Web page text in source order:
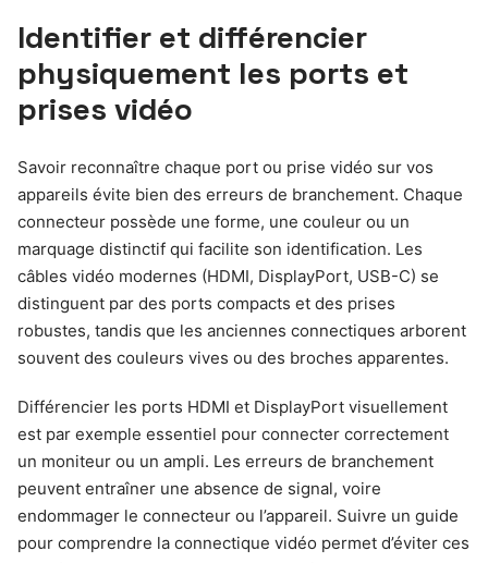
Identifier et différencier
physiquement les ports et
prises vidéo
Savoir reconnaître chaque port ou prise vidéo sur vos
appareils évite bien des erreurs de branchement. Chaque
connecteur possède une forme, une couleur ou un
marquage distinctif qui facilite son identification. Les
câbles vidéo modernes (HDMI, DisplayPort, USB-C) se
distinguent par des ports compacts et des prises
robustes, tandis que les anciennes connectiques arborent
souvent des couleurs vives ou des broches apparentes.
Différencier les ports HDMI et DisplayPort visuellement
est par exemple essentiel pour connecter correctement
un moniteur ou un ampli. Les erreurs de branchement
peuvent entraîner une absence de signal, voire
endommager le connecteur ou l’appareil. Suivre un guide
pour comprendre la connectique vidéo permet d’éviter ces